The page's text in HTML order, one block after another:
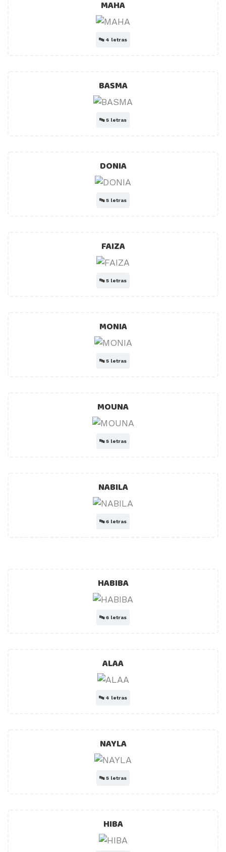
MAHA
🔤 4 letras
BASMA
🔤5 letras
DONIA
🔤5 letras
FAIZA
🔤5 letras
MONIA
🔤5 letras
MOUNA
🔤5 letras
NABILA
🔤6 letras
HABIBA
🔤6 letras
ALAA
🔤 4 letras
NAYLA
🔤5 letras
HIBA